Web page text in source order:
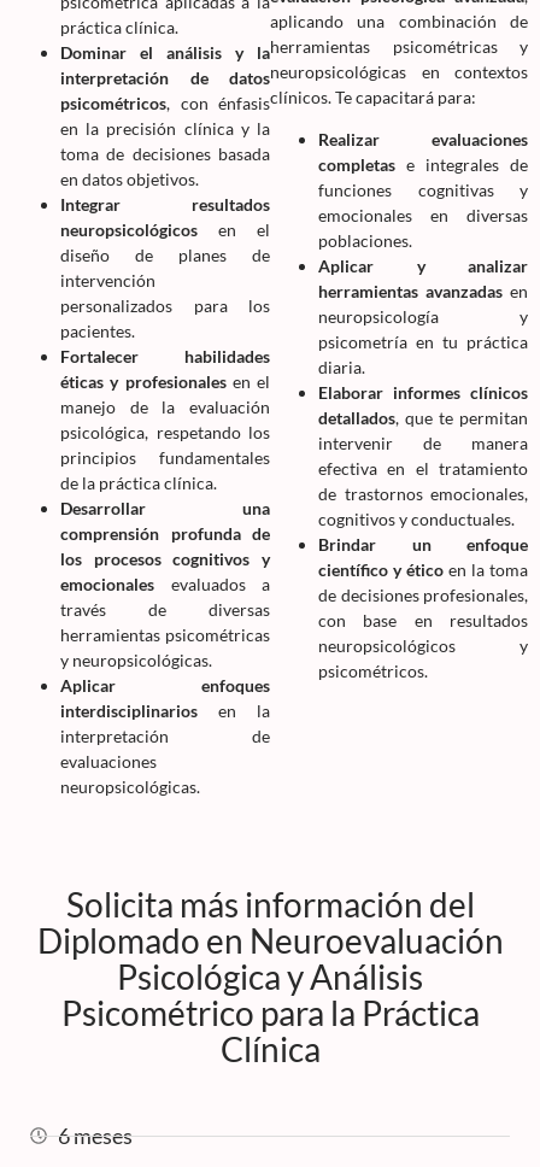
práctica clínica.
Dominar el análisis y la
interpretación de datos
psicométricos, con énfasis
en la precisión clínica y la
toma de decisiones basada
en datos objetivos.
Integrar resultados
neuropsicológicos en el
diseño de planes de
intervención
personalizados para los
pacientes.
Fortalecer habilidades
éticas y profesionalesen el
manejo de la evaluación
psicológica, respetando los
principios fundamentales
de la práctica clínica.
Desarrollar una
comprensión profunda de
los procesos cognitivos y
emocionales evaluados a
través de diversas
herramientas psicométricas
y neuropsicológicas.
Aplicar enfoques
interdisciplinarios en la
interpretación de
evaluaciones
neuropsicológicas.
aplicando una combinación de
herramientas psicométricas y
neuropsicológicas en contextos
clínicos. Te capacitará para:
Realizar evaluaciones
completas e integrales de
funciones cognitivas y
emocionales en diversas
poblaciones.
Aplicar y analizar
herramientas avanzadas en
neuropsicología y
psicometría en tu práctica
diaria.
Elaborar informes clínicos
detallados, que te permitan
intervenir de manera
efectiva en el tratamiento
de trastornos emocionales,
cognitivos y conductuales.
Brindar un enfoque
científico y ético en la toma
de decisiones profesionales,
con base en resultados
neuropsicológicos y
psicométricos.
Solicita más información del
Diplomado en Neuroevaluación
Psicológica y Análisis
Psicométrico para la Práctica
Clínica
6 meses